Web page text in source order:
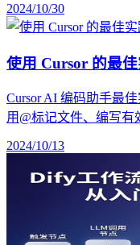
2024/10/30
使用 Cursor 的最
Cursor AI 编码助手最
用@标记文件、编写有
2024/10/13